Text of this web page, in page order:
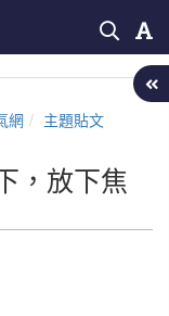
網 主題貼文
，放下焦